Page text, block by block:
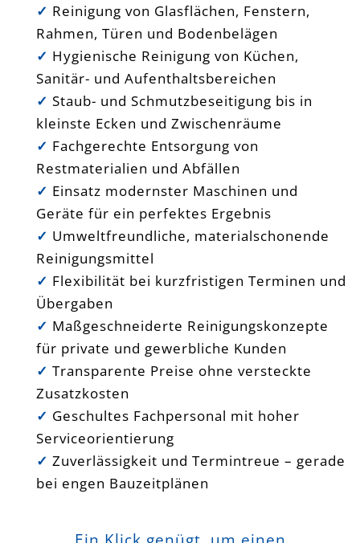
✓ Reinigung von Glasflächen, Fenstern,
Rahmen, Türen und Bodenbelägen
✓ Hygienische Reinigung von Küchen,
Sanitär- und Aufenthaltsbereichen
✓ Staub- und Schmutzbeseitigung bis in
kleinste Ecken und Zwischenräume
✓ Fachgerechte Entsorgung von
Restmaterialien und Abfällen
✓ Einsatz modernster Maschinen und
Geräte für ein perfektes Ergebnis
✓ Umweltfreundliche, materialschonende
Reinigungsmittel
✓ Flexibilität bei kurzfristigen Terminen und
Übergaben
✓ Maßgeschneiderte Reinigungskonzepte
für private und gewerbliche Kunden
✓ Transparente Preise ohne versteckte
Zusatzkosten
✓ Geschultes Fachpersonal mit hoher
Serviceorientierung
✓ Zuverlässigkeit und Termintreue – gerade
bei engen Bauzeitplänen